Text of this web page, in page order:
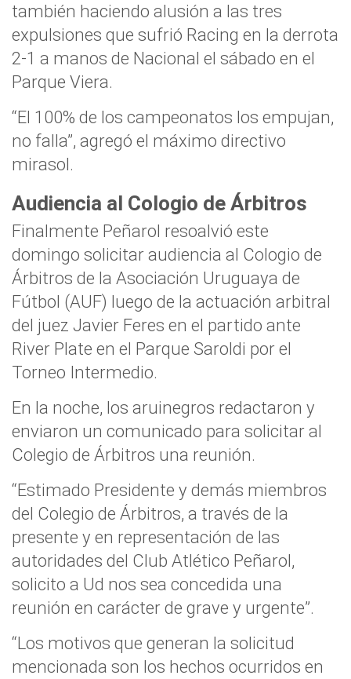
también haciendo alusión a las tres
expulsiones que sufrió Racing en la derrota
2-1 a manos de Nacional el sábado en el
Parque Viera.
“El 100% de los campeonatos los empujan,
no falla”, agregó el máximo directivo
mirasol.
Audiencia al Cologio de Árbitros
Finalmente Peñarol resoalvió este
domingo solicitar audiencia al Cologio de
Árbitros de la Asociación Uruguaya de
Fútbol (AUF) luego de la actuación arbitral
del juez Javier Feres en el partido ante
River Plate en el Parque Saroldi por el
Torneo Intermedio.
En la noche, los aruinegros redactaron y
enviaron un comunicado para solicitar al
Colegio de Árbitros una reunión.
“Estimado Presidente y demás miembros
del Colegio de Árbitros, a través de la
presente y en representación de las
autoridades del Club Atlético Peñarol,
solicito a Ud nos sea concedida una
reunión en carácter de grave y urgente”.
“Los motivos que generan la solicitud
mencionada son los hechos ocurridos en